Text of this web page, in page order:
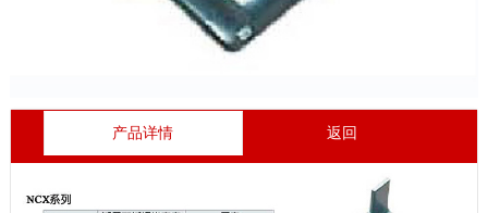
产品详情 返回